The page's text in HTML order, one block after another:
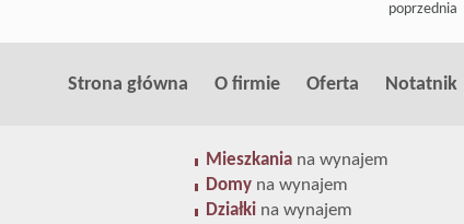
poprzednia
Strona główna O firmie Oferta Notatnik
Mieszkania na wynajem
Domy na wynajem
Działki na wynajem